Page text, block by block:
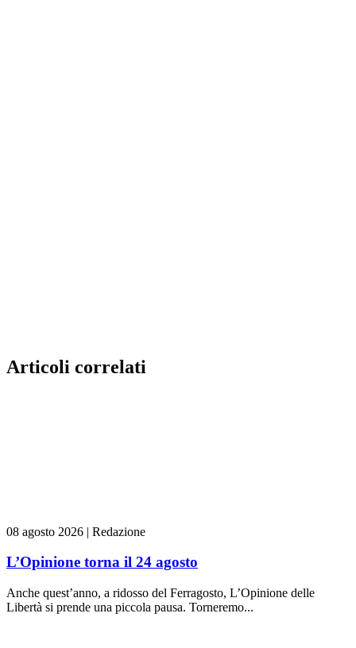
Articoli correlati
08 agosto 2026 | Redazione
L’Opinione torna il 24 agosto
Anche quest’anno, a ridosso del Ferragosto, L’Opinione delle
Libertà si prende una piccola pausa. Torneremo...